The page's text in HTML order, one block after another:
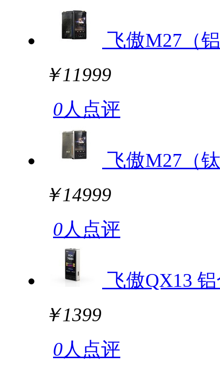
飞傲M27（
￥11999
0人点评
飞傲M27（
￥14999
0人点评
飞傲QX13
￥1399
0人点评